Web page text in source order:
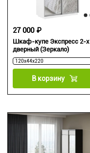
Шкаф-купе Экспресс 2-х
дверный (Зеркало)
27 000 ₽
В корзину